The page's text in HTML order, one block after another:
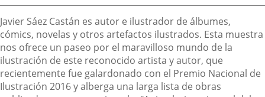
Descripción
Javier Sáez Castán es autor e ilustrador de álbumes,
cómics, novelas y otros artefactos ilustrados. Esta muestra
nos ofrece un paseo por el maravilloso mundo de la
ilustración de este reconocido artista y autor, que
recientemente fue galardonado con el Premio Nacional de
Ilustración 2016 y alberga una larga lista de obras